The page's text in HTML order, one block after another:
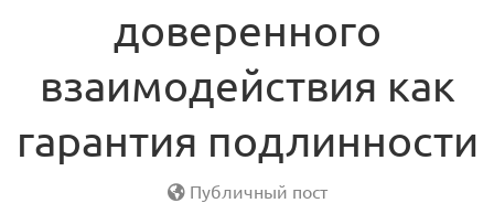
доверенного
взаимодействия как
гарантия подлинности
Публичный пост